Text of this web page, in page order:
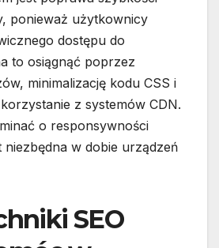
ponieważ użytkownicy
dostępu do
to osiągnąć poprzez
minimalizację kodu CSS i
z systemów CDN.
o responsywności
w dobie urządzeń
SEO